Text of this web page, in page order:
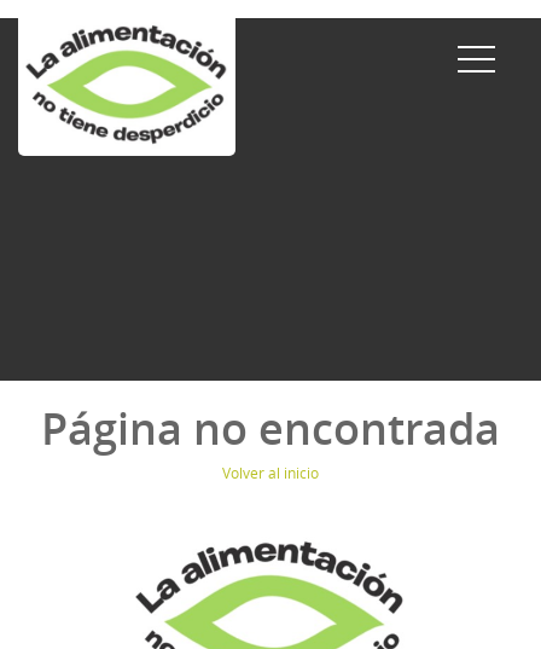
Página no encontrada
Volver al inicio